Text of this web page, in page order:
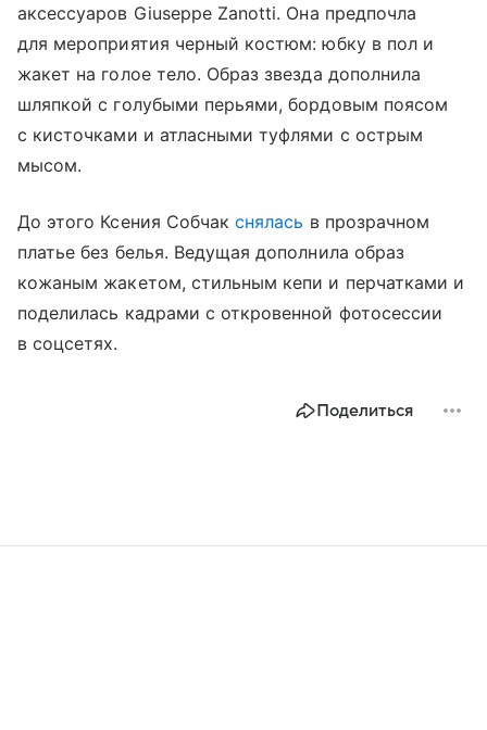
аксессуаров Giuseppe Zanotti. Она предпочла
для мероприятия черный костюм: юбку в пол и
жакет на голое тело. Образ звезда дополнила
шляпкой с голубыми перьями, бордовым поясом
с кисточками и атласными туфлями с острым
мысом.
До этого Ксения Собчакснялась в прозрачном
платье без белья. Ведущая дополнила образ
кожаным жакетом, стильным кепи и перчатками и
поделилась кадрами с откровенной фотосессии
в соцсетях.
Поделиться